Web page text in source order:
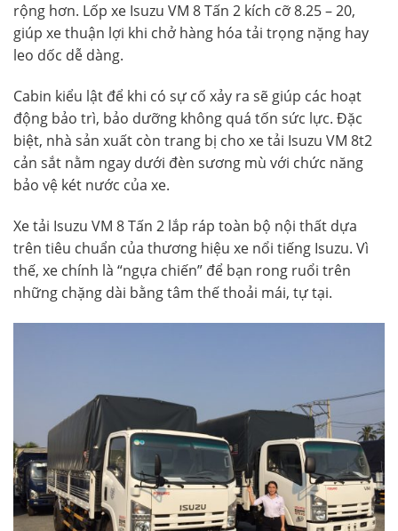
rộng hơn. Lốp xe Isuzu VM 8 Tấn 2 kích cỡ8.25 – 20,
giúp xe thuận lợi khi chở hàng hóa tải trọng nặng hay
leo dốc dễ dàng.
Cabin kiểu lật để khi có sự cố xảy ra sẽ giúp các hoạt
động bảo trì, bảo dưỡng không quá tốn sức lực. Đặc
biệt, nhà sản xuất còn trang bị cho xe tải Isuzu VM 8t2
cản sắt nằm ngay dưới đèn sương mù với chức năng
bảo vệ két nước của xe.
Xe tải Isuzu VM 8 Tấn 2 lắp ráp toàn bộ nội thất dựa
trên tiêu chuẩn của thương hiệu xe nổi tiếng Isuzu. Vì
thế, xe chính là “ngựa chiến” để bạn rong ruổi trên
những chặng dài bằng tâm thế thoải mái, tự tại.